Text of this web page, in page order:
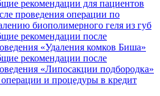
рекомендации для пациентов
проведения операции по
биополимерного геля из губ
рекомендации после
«Удаления комков Биша»
рекомендации после
«Липосакции подбородка»
и процедуры в кредит